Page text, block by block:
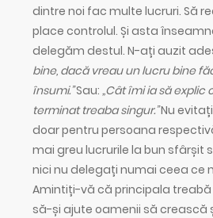
dintre noi fac multe lucruri. Să
place controlul. Și asta
delegăm destul. N-ați auzit
bine, dacă vreau un lucru bine
însumi.”Sau: „Cât îmi ia să explic
terminat treaba singur.”Nu
doar pentru persoana
mai greu lucrurile la bun sfârșit
nici nu delegați numai ceea ce
Amintiți-vă că principala
să-și ajute oamenii să crească